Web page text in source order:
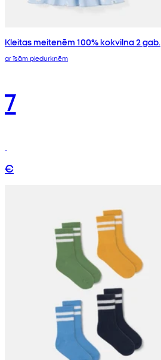
Kleitas meitenēm 100% kokvilna 2 gab.
ar īsām piedurknēm
7
€